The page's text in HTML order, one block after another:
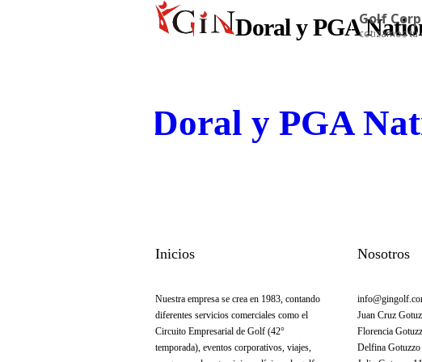
Golf
cotizamos tu
Doral y PGA
Doral y PGA
Inicios
Nuestra empresa se crea en 1983, contando
diferentes servicios comerciales como el
Circuito Empresarial de Golf (42°
temporada), eventos corporativos, viajes,
Nosotros
Juan Cruz
Florencia
Delfina